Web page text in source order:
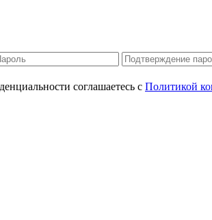
соглашаетесь с Политикой